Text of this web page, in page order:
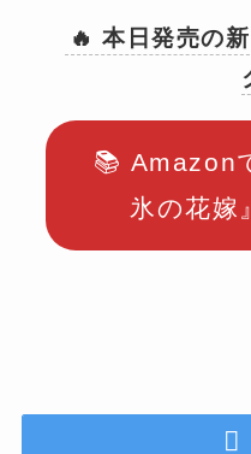
🔥 本日発売の
📚 Amazon
氷の花嫁